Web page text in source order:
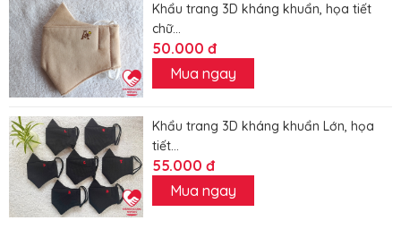
Khẩu trang 3D kháng khuẩn, họa tiết
chữ...
50.000 đ
Mua ngay
Khẩu trang 3D kháng khuẩn Lớn, họa
tiết...
55.000 đ
Mua ngay